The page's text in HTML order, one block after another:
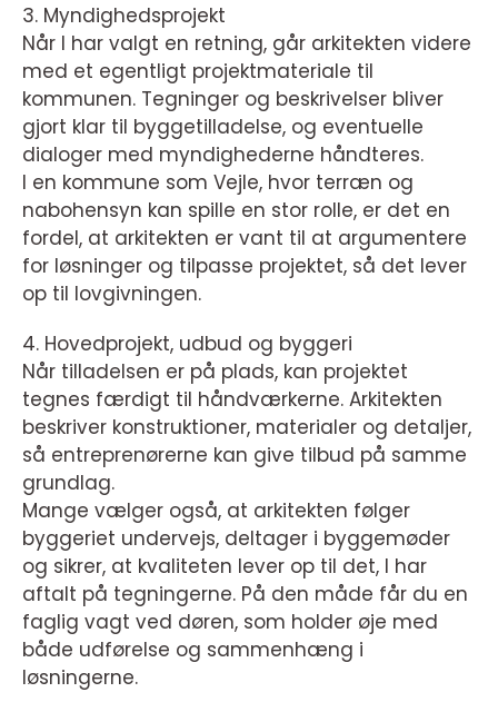
3. Myndighedsprojekt
Når I har valgt en retning, går arkitekten videre
med et egentligt projektmateriale til
kommunen. Tegninger og beskrivelser bliver
gjort klar til byggetilladelse, og eventuelle
dialoger med myndighederne håndteres.
I en kommune som Vejle, hvor terræn og
nabohensyn kan spille en stor rolle, er det en
fordel, at arkitekten er vant til at argumentere
for løsninger og tilpasse projektet, så det lever
op til lovgivningen.
4. Hovedprojekt, udbud og byggeri
Når tilladelsen er på plads, kan projektet
tegnes færdigt til håndværkerne. Arkitekten
beskriver konstruktioner, materialer og detaljer,
så entreprenørerne kan give tilbud på samme
grundlag.
Mange vælger også, at arkitekten følger
byggeriet undervejs, deltager i byggemøder
og sikrer, at kvaliteten lever op til det, I har
aftalt på tegningerne. På den måde får du en
faglig vagt ved døren, som holder øje med
både udførelse og sammenhæng i
løsningerne.